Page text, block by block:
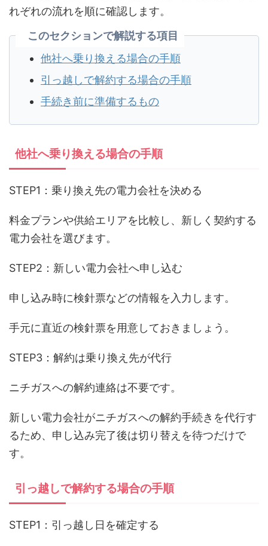
れぞれの流れを順に確認します。
このセクションで解説する項目
他社へ乗り換える場合の手順
引っ越しで解約する場合の手順
手続き前に準備するもの
他社へ乗り換える場合の手順
STEP1：乗り換え先の電力会社を決める
料金プランや供給エリアを比較し、新しく契約する
電力会社を選びます。
STEP2：新しい電力会社へ申し込む
申し込み時に検針票などの情報を入力します。
手元に直近の検針票を用意しておきましょう。
STEP3：解約は乗り換え先が代行
ニチガスへの解約連絡は不要です。
新しい電力会社がニチガスへの解約手続きを代行す
るため、申し込み完了後は切り替えを待つだけで
す。
引っ越しで解約する場合の手順
STEP1：引っ越し日を確定する